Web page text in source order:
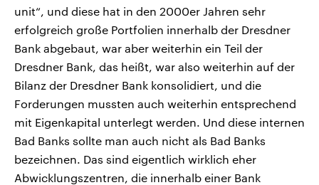
unit“, und diese hat in den 2000er Jahren sehr
erfolgreich große Portfolien innerhalb der Dresdner
Bank abgebaut, war aber weiterhin ein Teil der
Dresdner Bank, das heißt, war also weiterhin auf der
Bilanz der Dresdner Bank konsolidiert, und die
Forderungen mussten auch weiterhin entsprechend
mit Eigenkapital unterlegt werden. Und diese internen
Bad Banks sollte man auch nicht als Bad Banks
bezeichnen. Das sind eigentlich wirklich eher
Abwicklungszentren, die innerhalb einer Bank